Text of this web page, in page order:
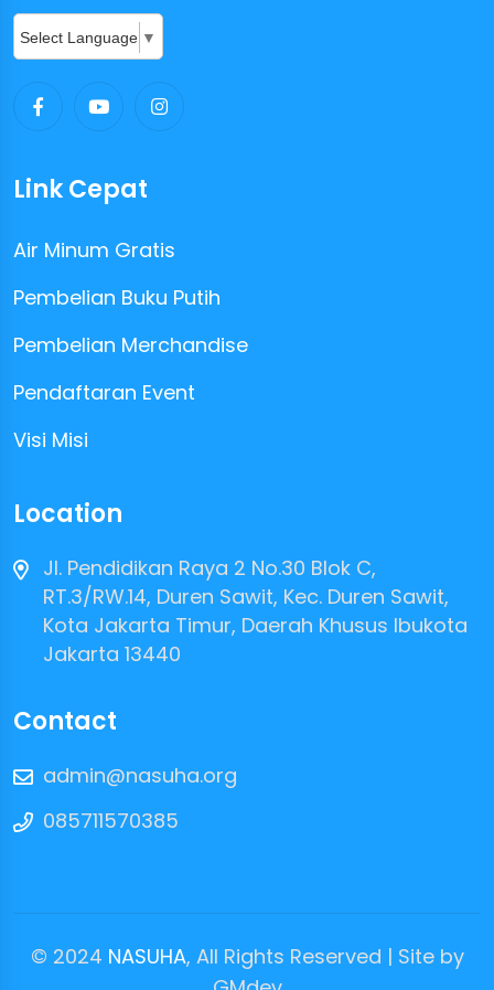
Select Language ▼
Link Cepat
Air Minum Gratis
Pembelian Buku Putih
Pembelian Merchandise
Pendaftaran Event
Visi Misi
Location
Jl. Pendidikan Raya 2 No.30 Blok C,
RT.3/RW.14, Duren Sawit, Kec. Duren Sawit,
Kota Jakarta Timur, Daerah Khusus Ibukota
Jakarta 13440
Contact
admin@nasuha.org
085711570385
© 2024 NASUHA, All Rights Reserved | Site by